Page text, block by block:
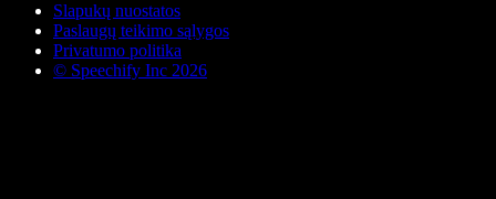
Slapukų nuostatos
Paslaugų teikimo sąlygos
Privatumo politika
© Speechify Inc 2026